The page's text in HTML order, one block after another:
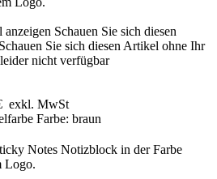
Schauen Sie sich diesen
Schauen Sie sich diesen Artikel ohne Ihr
nicht verfügbar
exkl. MwSt
Farbe: braun